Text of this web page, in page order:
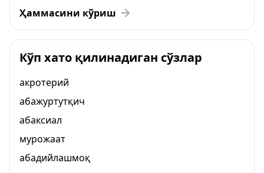
Ҳаммасини кўриш
Кўп хато қилинадиган сўзлар
акротерий
абажуртутқич
абаксиал
мурожаат
абадийлашмоқ